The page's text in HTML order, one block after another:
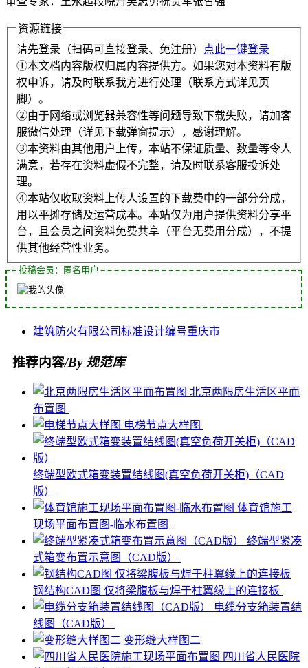
资源链接
请先登录（扫码可直接登录、免注册）
点此一键登录
①本文档内容版权归属内容提供方。如果您对本资料有版
权申诉，请及时联系我方进行处理（联系方式详见页
脚）。
②由于网络或浏览器兼容性等问题导致下载失败，请加客
服微信处理（详见下载弹窗提示），感谢理解。
③本资料由其他用户上传，本站不保证质量、数量等令人
满意，若存在资料虚假不完整，请及时联系客服投诉处
理。
④本站仅收取资料上传人设置的下载费中的一部分分成，
用以平摊存储及运营成本。本站仅为用户提供资料分享平
台，且会员之间资料免费共享（平台无费用分成），不提
供其他经营性业务。
投稿会员：匿名用户
建筑防火有限公司标准设计编号重庆市
推荐内容/By 规范库
北京两限房生活区平面
布置图
电梯节点大样图
终端型欧式箱变装置结线图(真空负荷开关柜)（CAD
版）
体育馆施工
现场平面布置图-临水布置图
终端型紧凑
式箱变布置示意图（CAD版）
钢结构CAD图 仅将梁腹板与焊于柱翼缘上的连接板
电缆分支箱装置结
线图（CAD版）
变形缝大样图二
四川省人民医院